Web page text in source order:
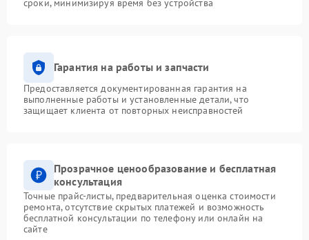
сроки, минимизируя время без устройства
Гарантия на работы и запчасти
Предоставляется документированная гарантия на
выполненные работы и установленные детали, что
защищает клиента от повторных неисправностей
Прозрачное ценообразование и бесплатная
консультация
Точные прайс-листы, предварительная оценка стоимости
ремонта, отсутствие скрытых платежей и возможность
бесплатной консультации по телефону или онлайн на
сайте